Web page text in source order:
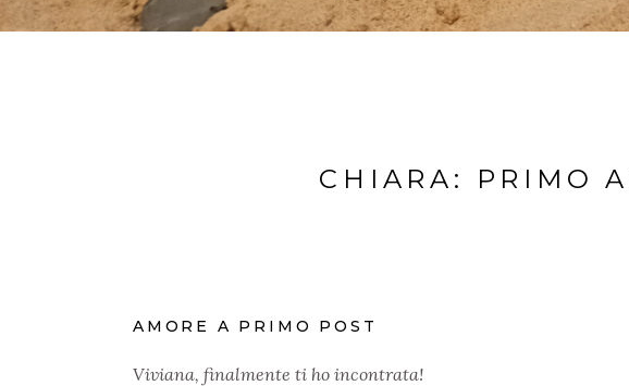
CHIARA: PRIMO
AMORE A PRIMO POST
Viviana, finalmente ti ho incontrata!